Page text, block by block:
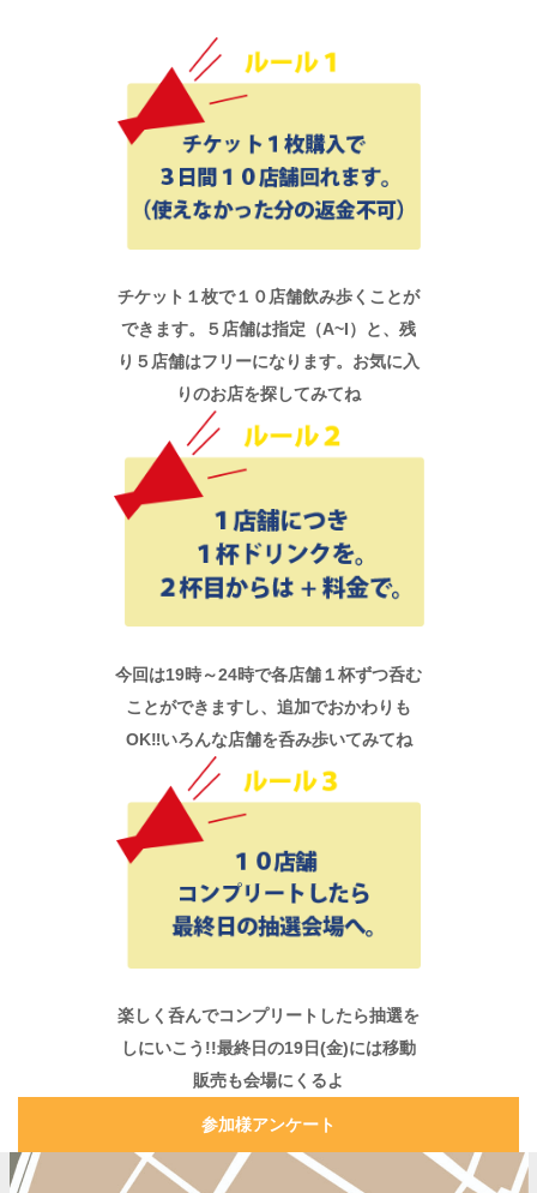
チケット１枚で１０店舗飲み歩くことが
できます。５店舗は指定（A~I）と、残
り５店舗はフリーになります。お気に入
りのお店を探してみてね
今回は19時～24時で各店舗１杯ずつ呑む
ことができますし、追加でおかわりも
OK‼いろんな店舗を呑み歩いてみてね
楽しく呑んでコンプリートしたら抽選を
しにいこう!!最終日の19日(金)には移動
販売も会場にくるよ
参加様アンケート